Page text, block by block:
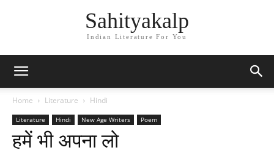
Sahityakalp
Indian Literature For You
Home Literature Hindi
Literature Hindi New Age Writers Poem
हमें भी अपना लो